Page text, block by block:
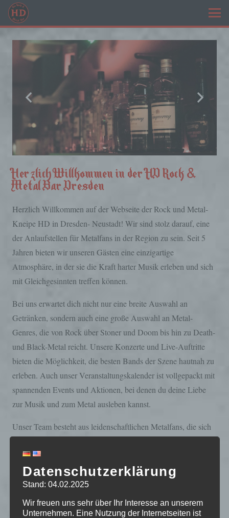
Herzlich Willkommen in der HD Rock &
Metal Bar Dresden
Herzlich Willkommen auf der Webseite der Rock und Metal-
Kneipe HD in Dresden- Neustadt! Wir sind stolz darauf, eine
der Anlaufstellen für Metalfans in der Region zu sein. Seit 5
Jahren bieten wir unseren Gästen eine einzigartige
Atmosphäre, in der sie die Kraft harter Musik erleben und sich
mit Gleichgesinnten treffen können.
Bei uns erwartet dich nicht nur eine breite Auswahl an
Getränken, sondern auch eine große Auswahl an Metal-
Genres, die von Rock über Stoner und Doom bis hin zu Death-
und Black-Metal reicht. Unsere Konzerte und Live-Auftritte
bieten die Möglichkeit, die besten Bands der Szene hautnah zu
erleben. Auch unser Veranstaltungskalender ist vollgepackt mit
spannenden Events und Aktionen, bei denen du deine Liebe
zur Musik und zum Metal ausleben kannst.
Unser Team besteht aus leidenschaftlichen Metalfans, die sich
Bei uns steht der gemeinsame Spaß und die Freude am Metal
im Vordergrund. Wir freuen uns auf deinen Besuch!
Öffnungszeiten
Datenschutzerklärung
Stand: 04.02.2025
Wir freuen uns sehr über Ihr Interesse an unserem
Unternehmen. Eine Nutzung der Internetseiten ist